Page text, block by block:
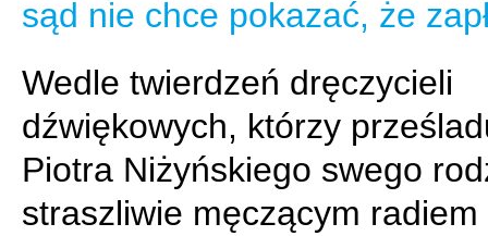
sąd nie chce pokazać, że
Wedle twierdzeń dręczycieli
dźwiękowych, którzy
Piotra Niżyńskiego swego
straszliwie męczącym radiem